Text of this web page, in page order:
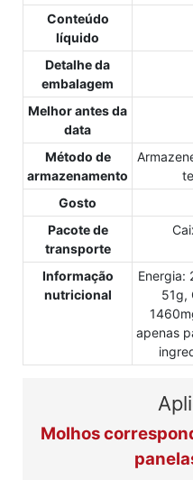
Conteúdo
líquido
Detalhe da
embalagem
Melhor antes da
data
Método de
armazenamento
Gosto
Pacote de
transporte
Informação
nutricional
Energia:
51g,
apenas
Molhos